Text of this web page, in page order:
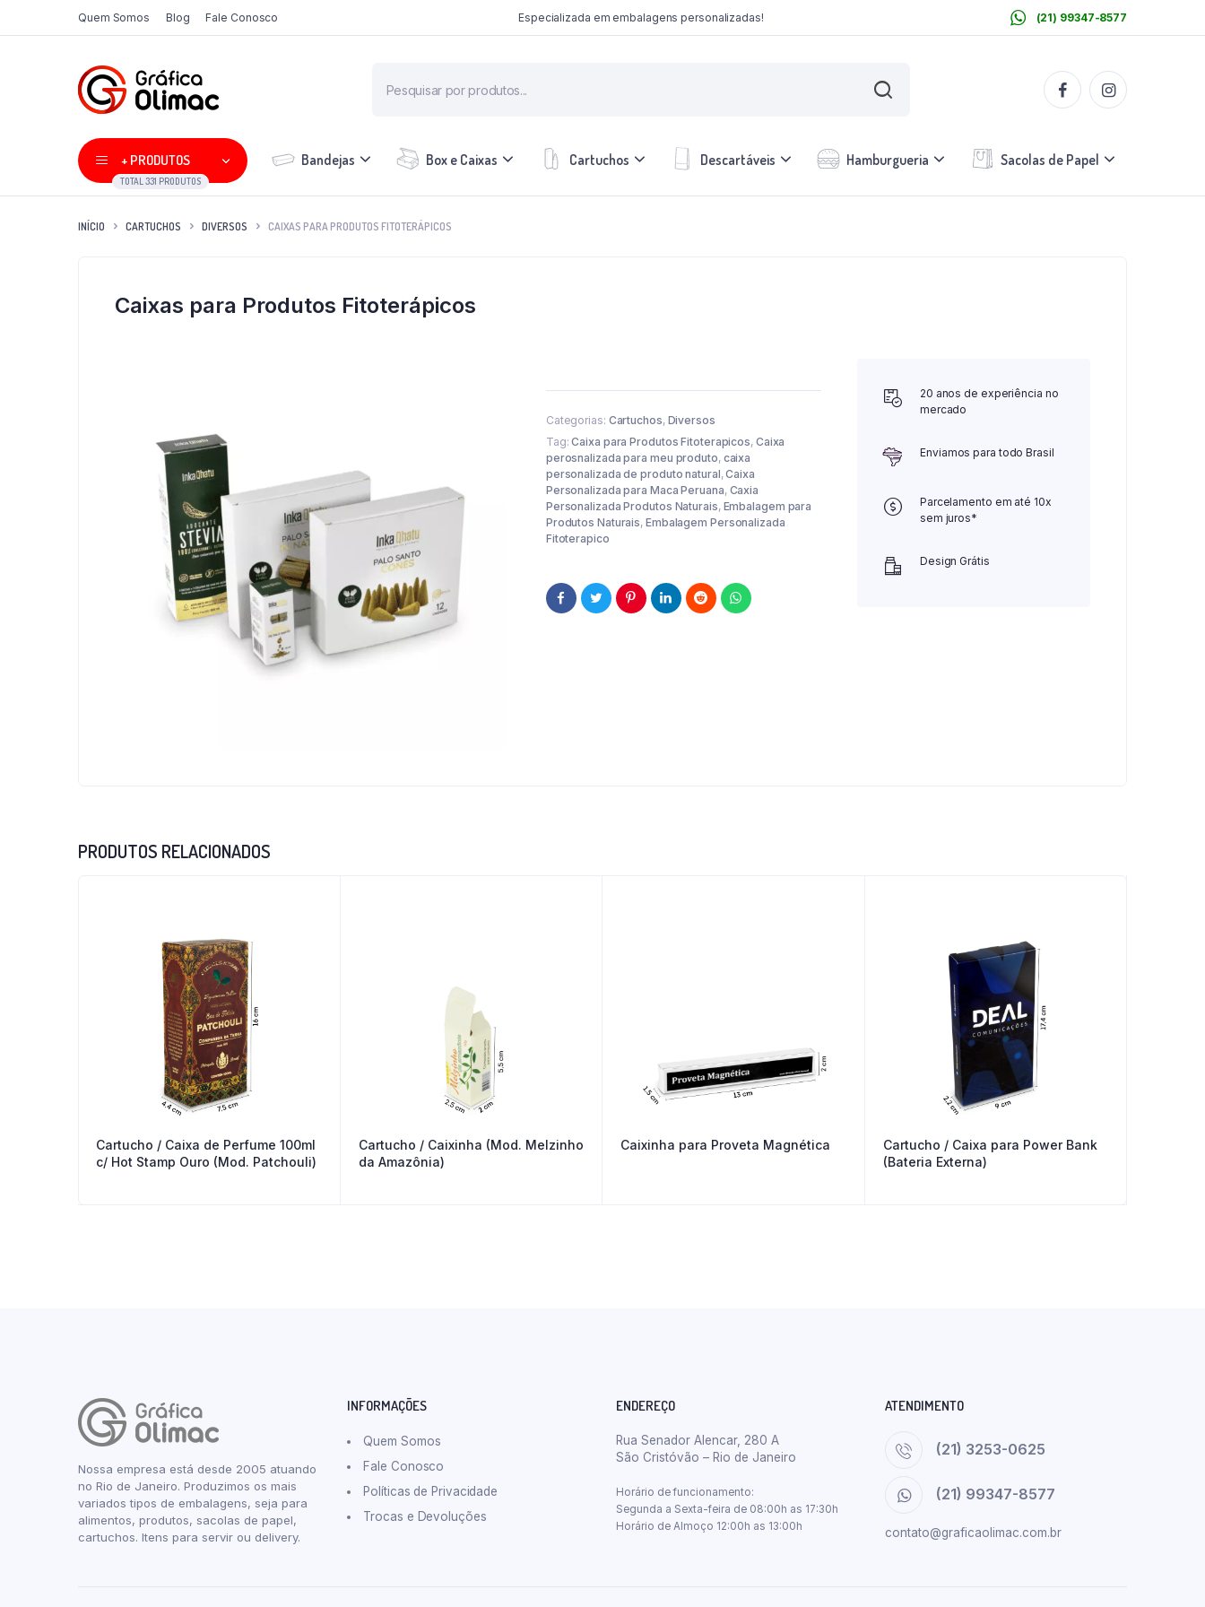
Quem Somos Blog Fale Conosco Especializada em embalagens personalizadas! (21) 99347-8577
+ PRODUTOS
TOTAL 331 PRODUTOS
Bandejas Box e Caixas Cartuchos Descartáveis Hamburgueria Sacolas de Papel
INÍCIO CARTUCHOS DIVERSOS CAIXAS PARA PRODUTOS FITOTERÁPICOS
Caixas para Produtos Fitoterápicos
Categorias: Cartuchos, Diversos
Tag:Caixa para Produtos Fitoterapicos, Caixa
perosnalizada para meu produto, caixa
personalizada de produto natural,Caixa
Personalizada para Maca Peruana, Caxia
Personalizada Produtos Naturais, Embalagem para
Produtos Naturais, Embalagem Personalizada
Fitoterapico
20 anos de experiência no
mercado
Enviamos para todo Brasil
Parcelamento em até 10x
sem juros*
Design Grátis
PRODUTOS RELACIONADOS
Cartucho / Caixa de Perfume 100ml
c/ Hot Stamp Ouro (Mod. Patchouli)
Cartucho / Caixinha (Mod. Melzinho
da Amazônia)
Caixinha para Proveta Magnética
Cartucho / Caixa para Power Bank
(Bateria Externa)
Nossa empresa está desde 2005 atuando
no Rio de Janeiro. Produzimos os mais
variados tipos de embalagens, seja para
alimentos, produtos, sacolas de papel,
cartuchos. Itens para servir ou delivery.
INFORMAÇÕES
Quem Somos
Fale Conosco
Políticas de Privacidade
Trocas e Devoluções
ENDEREÇO
Rua Senador Alencar, 280 A
São Cristóvão – Rio de Janeiro
Horário de funcionamento:
Segunda a Sexta-feira de 08:00h as 17:30h
Horário de Almoço 12:00h as 13:00h
ATENDIMENTO
(21) 3253-0625
(21) 99347-8577
contato@graficaolimac.com.br